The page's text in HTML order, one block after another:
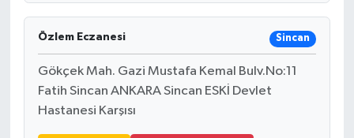
Özlem Eczanesi Sincan
Gökçek Mah. Gazi Mustafa Kemal Bulv.No:11
Fatih Sincan ANKARA Sincan ESKİ Devlet
Hastanesi Karşısı